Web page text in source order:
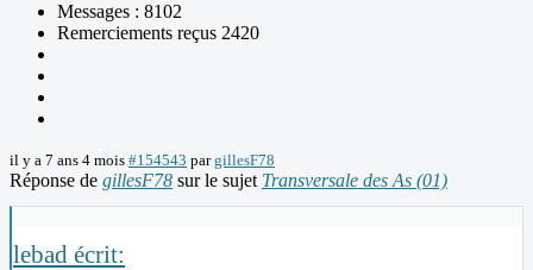
Messages : 8102
Remerciements reçus 2420
il y a 7 ans 4 mois #154543 pargillesF78
Réponse de gillesF78 sur le sujet Transversale des As (01)
lebad écrit: